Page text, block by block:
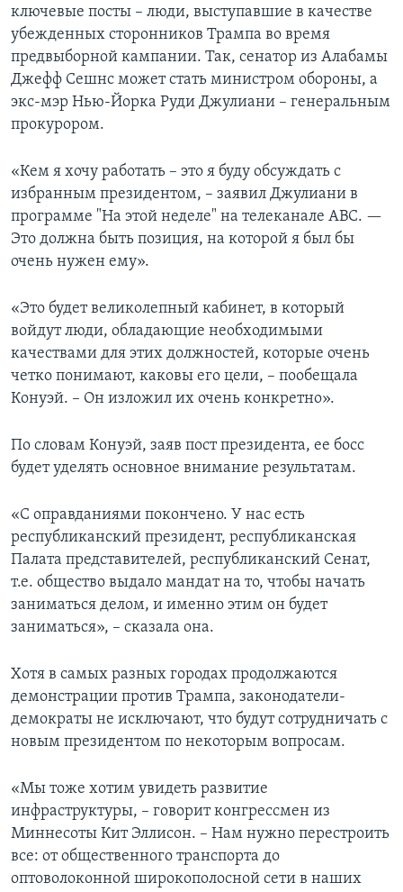
ключевые посты – люди, выступавшие в качестве
убежденных сторонников Трампа во время
предвыборной кампании. Так, сенатор из Алабамы
Джефф Сешнс может стать министром обороны, а
экс-мэр Нью-Йорка Руди Джулиани – генеральным
прокурором.
«Кем я хочу работать – это я буду обсуждать с
избранным президентом, – заявил Джулиани в
программе "На этой неделе" на телеканале АВС. —
Это должна быть позиция, на которой я был бы
очень нужен ему».
«Это будет великолепный кабинет, в который
войдут люди, обладающие необходимыми
качествами для этих должностей, которые очень
четко понимают, каковы его цели, – пообещала
Конуэй. – Он изложил их очень конкретно».
По словам Конуэй, заяв пост президента, ее босс
будет уделять основное внимание результатам.
«С оправданиями покончено. У нас есть
республиканский президент, республиканская
Палата представителей, республиканский Сенат,
т.е. общество выдало мандат на то, чтобы начать
заниматься делом, и именно этим он будет
заниматься», – сказала она.
Хотя в самых разных городах продолжаются
демонстрации против Трампа, законодатели-
демократы не исключают, что будут сотрудничать с
новым президентом по некоторым вопросам.
«Мы тоже хотим увидеть развитие
инфраструктуры, – говорит конгрессмен из
Миннесоты Кит Эллисон. – Нам нужно перестроить
все: от общественного транспорта до
оптоволоконной широкополосной сети в наших